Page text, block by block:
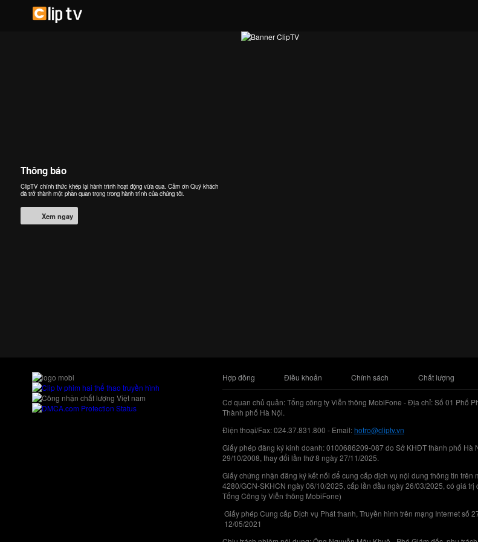
Thông báo
ClipTV chính thức khép lại hành trình hoạt động vừa qua. Cảm ơn Quý khách
đã trở thành một phần quan trọng trong hành trình của chúng tôi.
Xem ngay
Hợp đồng Điều khoản Chính sách Chất lượng
Cơ quan chủ quản: Tổng công ty Viễn thông MobiFone - Địa chỉ: Số 01 Phố
Thành phố Hà Nội.
Điện thoại/Fax: 024.37.831.800 - Email:hotro@cliptv.vn
Giấy phép đăng ký kinh doanh: 0100686209-087 do Sở KHĐT thành phố Hà
29/10/2008, thay đổi lần thứ 8 ngày 27/11/2025.
Giấy chứng nhận đăng ký kết nối để cung cấp dịch vụ nội dung thông tin trên
4280/GCN-SKHCN ngày 06/10/2025, cấp lần đầu ngày 26/03/2025, có giá trị
Tổng Công ty Viễn thông MobiFone)
Giấy phép Cung cấp Dịch vụ Phát thanh, Truyền hình trên mạng Internet số
12/05/2021